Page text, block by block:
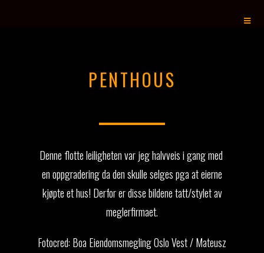
ENTHOUSE P
Denne flotte leiligheten var jeg halvveis i gang med
en oppgradering da den skulle selges pga at eierne
kjøpte et hus! Derfor er disse bildene tatt/stylet av
meglerfirmaet.
Fotocred: Boa Eiendomsmegling Oslo Vest / Mateusz